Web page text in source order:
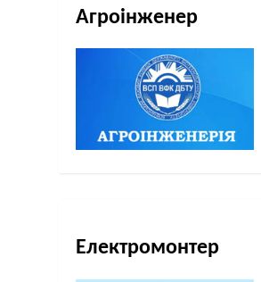
Агроінженер
Електромонтер